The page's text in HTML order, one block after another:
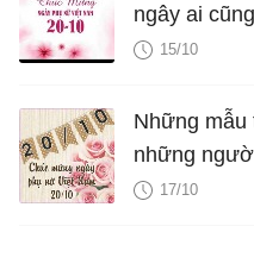
ngây ai
15/10
Những mẫu
những
trong dịp 20
17/10